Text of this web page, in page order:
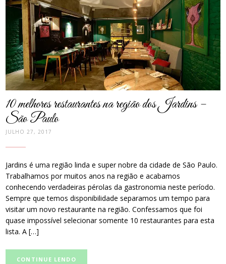
thumbnail
10 melhores restaurantes na região dos Jardins –
São Paulo
JULHO 27, 2017
Jardins é uma região linda e super nobre da cidade de São Paulo.
Trabalhamos por muitos anos na região e acabamos
conhecendo verdadeiras pérolas da gastronomia neste período.
Sempre que temos disponibilidade separamos um tempo para
visitar um novo restaurante na região. Confessamos que foi
quase impossível selecionar somente 10 restaurantes para esta
lista. A […]
CONTINUE LENDO